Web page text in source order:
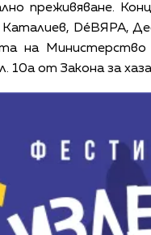
преживяване.
DéВЯРА,
на
10а от Закона за